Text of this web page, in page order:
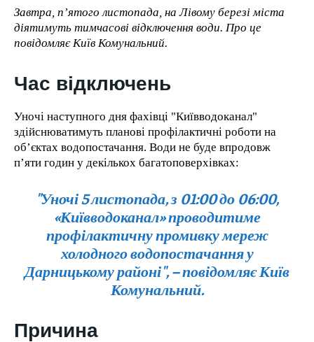
1-YEAR
articles for a whole year.
1-MONTH
By agreeing to this tier, you are billed every month after
the first one until you opt out of the monthly
subscription.
Завтра, п’ятого листопада, на Лівому березі міста
діятимуть тимчасові відключення води. Про це
повідомляє Київ Комунальний.
Час відключень
Уночі наступного дня фахівці "Київводоканал"
здійснюватимуть планові профілактичні роботи на
об’єктах водопостачання. Води не буде впродовж
п’яти годин у декількох багатоповерхівках:
"Уночі 5 листопада, з 01:00 до 06:00,
«Київводоканал» проводитиме
профілактичну промивку мереж
холодного водопостачання у
Дарницькому районі", – повідомляє Київ
Комунальний.
Причина